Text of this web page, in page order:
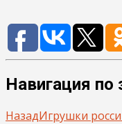
Навигация по
НазадИгрушки